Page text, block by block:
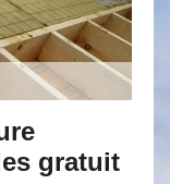
L’isolation
Brun